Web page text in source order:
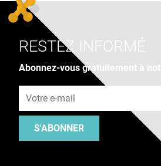
RESTEZ INFORMÉ
Abonnez-vous gratuitement à
S'ABONNER